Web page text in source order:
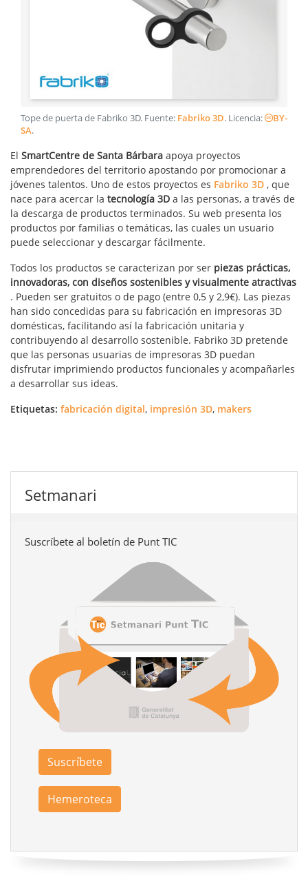
Tope de puerta de Fabriko 3D. Fuente: Fabriko 3D. Licencia:
BY-
SA.
El SmartCentre de Santa Bárbara apoya proyectos
emprendedores del territorio apostando por promocionar a
jóvenes talentos. Uno de estos proyectos es Fabriko 3D , que
nace para acercar la tecnología 3D a las personas, a través de
la descarga de productos terminados. Su web presenta los
productos por familias o temáticas, las cuales un usuario
puede seleccionar y descargar fácilmente.
Todos los productos se caracterizan por ser piezas prácticas,
innovadoras, con diseños sostenibles y visualmente atractivas
. Pueden ser gratuitos o de pago (entre 0,5 y 2,9€). Las piezas
han sido concedidas para su fabricación en impresoras 3D
domésticas, facilitando así la fabricación unitaria y
contribuyendo al desarrollo sostenible. Fabriko 3D pretende
que las personas usuarias de impresoras 3D puedan
disfrutar imprimiendo productos funcionales y acompañarles
a desarrollar sus ideas.
Etiquetas: fabricación digital, impresión 3D, makers
Setmanari
Suscríbete al boletín de Punt TIC
Suscríbete
Hemeroteca